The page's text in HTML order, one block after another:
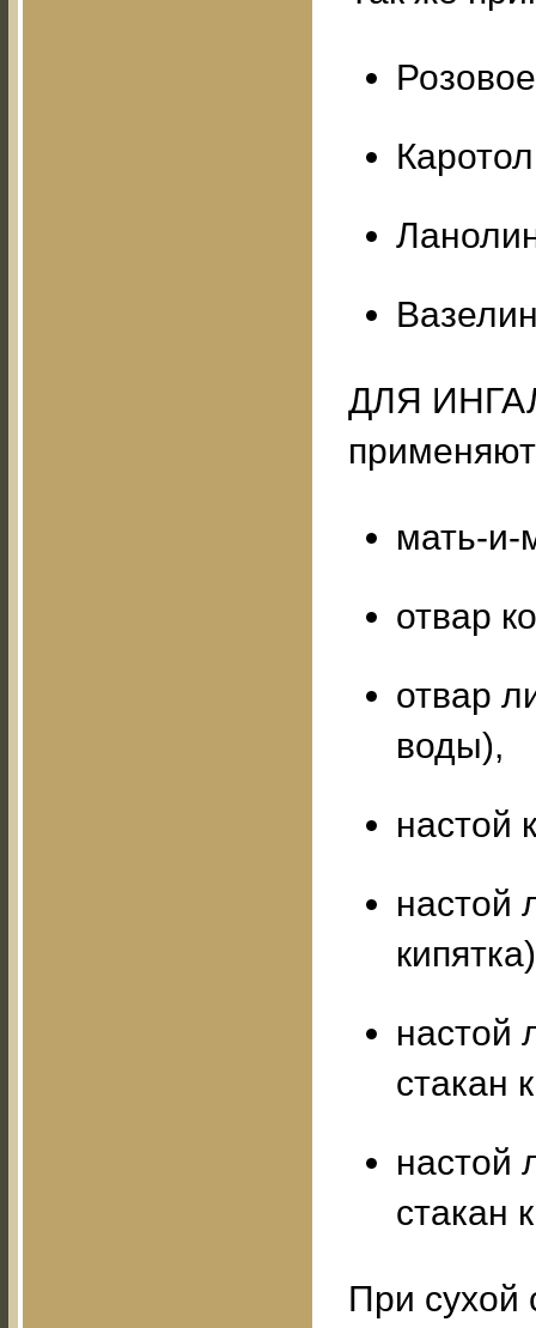
ДЛЯ
мать-и-
отвар
отвар
воды),
настой
настой
настой
стакан
настой
стакан
При сухой